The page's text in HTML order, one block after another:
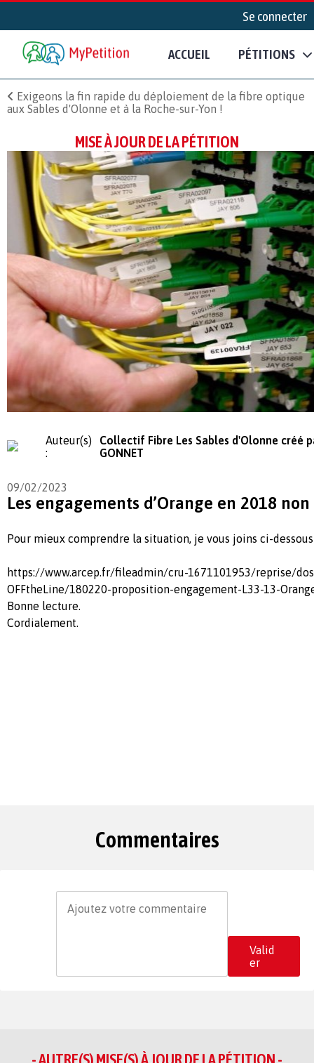
Se connecter
ACCUEIL PÉTITIONS
Exigeons la fin rapide du déploiement de la fibre optique
aux Sables d'Olonne et à la Roche-sur-Yon !
MISE À JOUR DE LA PÉTITION
Auteur(s)
:
Collectif Fibre Les Sables d'Olonne créé
GONNET
09/02/2023
Les engagements d’Orange en 2018
Pour mieux comprendre la situation, je vous joins ci-
https://www.arcep.fr/fileadmin/cru-1671101953/reprise/
OFFtheLine/180220-proposition-engagement-L33-13-
Bonne lecture.
Cordialement.
Commentaires
Valid
er
- AUTRE(S) MISE(S) À JOUR DE LA PÉTITION -